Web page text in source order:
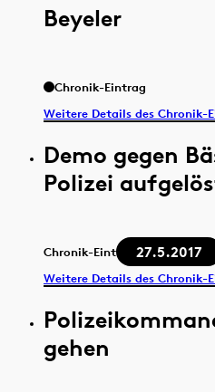
Beyeler
Chronik-Eintrag
Weitere Details des Chronik-
Demo gegen
Polizei
Chronik-Eintrag 27.5.2017
Weitere Details des Chronik-
gehen